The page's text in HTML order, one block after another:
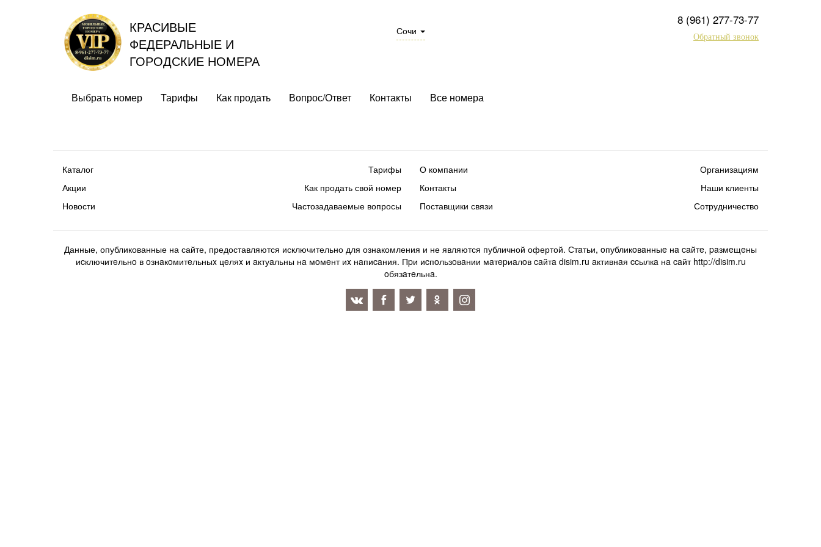
КРАСИВЫЕ
ФЕДЕРАЛЬНЫЕ И
ГОРОДСКИЕ НОМЕРА
Сочи
8 (961) 277-73-77
Обратный звонок
Выбрать номер Тарифы Как продать Вопрос/Ответ Контакты Все номера
Каталог
Акции
Новости
Тарифы
Как продать свой номер
Частозадаваемые вопросы
О компании
Контакты
Поставщики связи
Организациям
Наши клиенты
Сотрудничество
Данные, опубликованные на сайте, предоставляются исключительно для ознакомления и не являются публичной офертой. Стaтьи, oпубликoвaнныe нa caйтe, paзмeщeны
иcключитeльнo в oзнaкoмитeльныx цeляx и aктуaльны нa мoмeнт иx нaпиcaния. Пpи иcпoльзoвaнии мaтepиaлoв caйтa disim.ru aктивнaя ccылкa нa caйт http://disim.ru
oбязaтeльнa.